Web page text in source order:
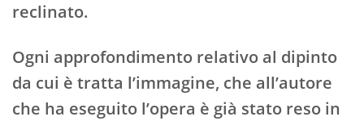
reclinato.
Ogni approfondimento relativo al dipinto
da cui è tratta l’immagine, che all’autore
che ha eseguito l’opera è già stato reso in